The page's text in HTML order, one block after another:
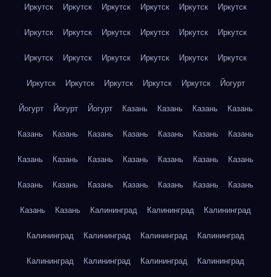
Иркутск Иркутск Иркутск Иркутск Иркутск Иркутск
Иркутск Иркутск Иркутск Иркутск Иркутск Иркутск
Иркутск Иркутск Иркутск Иркутск Иркутск Иркутск
Иркутск Иркутск Иркутск Иркутск Иркутск Йогурт
Йогурт Йогурт Йогурт Казань Казань Казань Казань
Казань Казань Казань Казань Казань Казань Казань
Казань Казань Казань Казань Казань Казань Казань
Казань Казань Казань Казань Казань Казань Казань
Казань Казань Калининград Калининград Калининград
Калининград Калининград Калининград Калининград
Калининград Калининград Калининград Калининград